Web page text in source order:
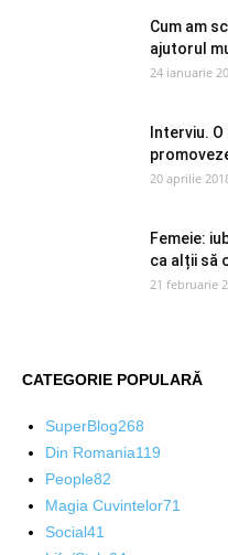
Cum am
ajutorul
24 ianuarie
Interviu.
20 aprilie
Femeie:
ca alții să
21 februarie
CATEGORIE POPULARĂ
SuperBlog268
Din Romania119
People82
Magia Cuvintelor71
Social41